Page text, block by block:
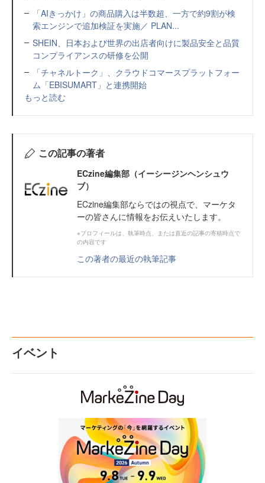
「AIきっかけ」の商品購入は半数超、一方で約9割が検
索エンジンで追加検証を実施／ PLAN...
SHEIN、日本および世界の出店者向けに製品安全と品質
コンプライアンスの研修を公開
「チャネルトーク」、クラウドコマースプラットフォー
ム「EBISUMART」と連携開始
もっと読む
この記事の著者
ECzine編集部（イーシージンヘンシュウ
ブ）
ECzine編集部ならではの視点で、マーケタ
ーの皆さんに情報をお伝えいたします。
※プロフィールは、執筆時点、または直近の記事の寄稿時点で
の内容です
この著者の最近の執筆記事
イベント